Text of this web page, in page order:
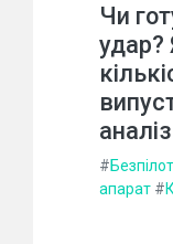
Чи
#
апарат #